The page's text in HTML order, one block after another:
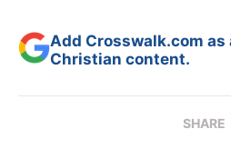
Add Crosswalk.com
Christian content.
SHARE